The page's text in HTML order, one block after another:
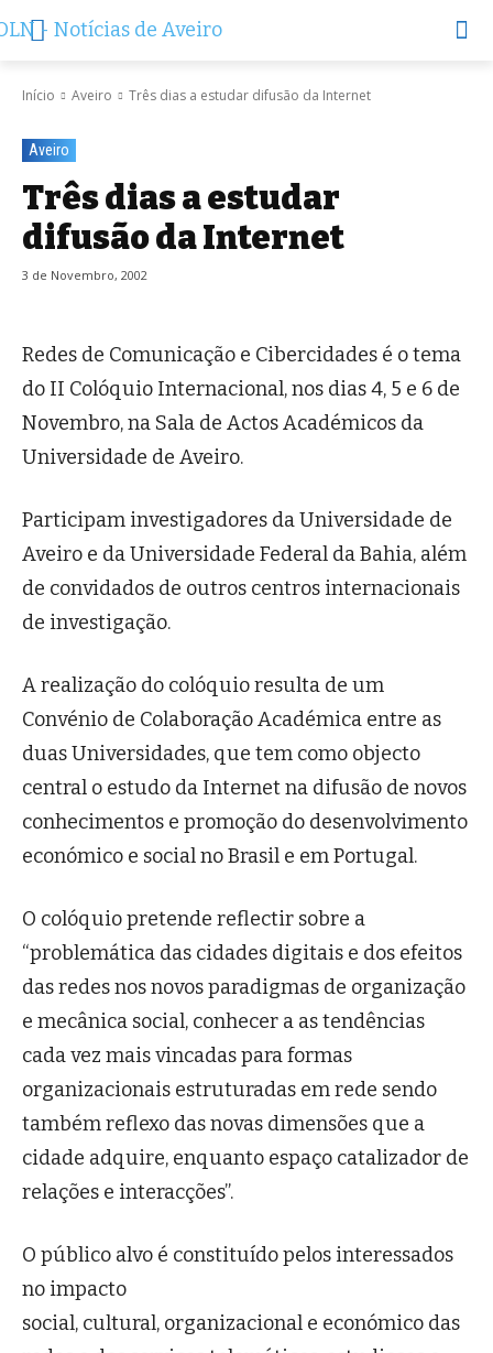
Início Aveiro Três dias a estudar difusão da Internet
Aveiro
Três dias a estudar
difusão da Internet
3 de Novembro, 2002
Redes de Comunicação e Cibercidades é o tema
do II Colóquio Internacional, nos dias 4, 5 e 6 de
Novembro, na Sala de Actos Académicos da
Universidade de Aveiro.
Participam investigadores da Universidade de
Aveiro e da Universidade Federal da Bahia, além
de convidados de outros centros internacionais
de investigação.
A realização do colóquio resulta de um
Convénio de Colaboração Académica entre as
duas Universidades, que tem como objecto
central o estudo da Internet na difusão de novos
conhecimentos e promoção do desenvolvimento
económico e social no Brasil e em Portugal.
O colóquio pretende reflectir sobre a
“problemática das cidades digitais e dos efeitos
das redes nos novos paradigmas de organização
e mecânica social, conhecer a as tendências
cada vez mais vincadas para formas
organizacionais estruturadas em rede sendo
também reflexo das novas dimensões que a
cidade adquire, enquanto espaço catalizador de
relações e interacções”.
O público alvo é constituído pelos interessados
no impacto
social, cultural, organizacional e económico das